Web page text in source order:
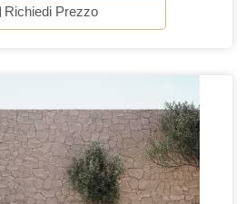
Richiedi Prezzo